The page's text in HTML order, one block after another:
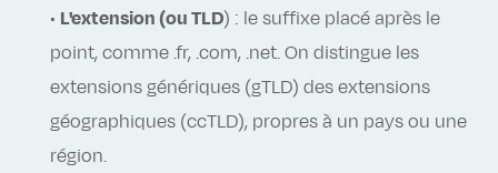
• L'extension (ou TLD) : le suffixe placé après le
point, comme .fr, .com, .net. On distingue les
extensions génériques (gTLD) des extensions
géographiques (ccTLD), propres à un pays ou une
région.